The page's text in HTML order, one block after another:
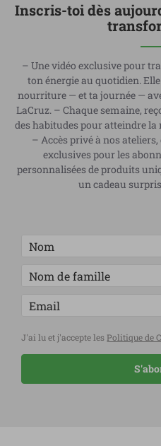
Inscris-toi dès
– Une vidéo exclusive pour
ton énergie au quotidien.
nourriture — et ta journée —
LaCruz. – Chaque semaine,
des habitudes pour atteindre
– Accès privé à nos
exclusives pour les
personnalisées de produits
un cadeau
J'ai lu et j'accepte les Politique de